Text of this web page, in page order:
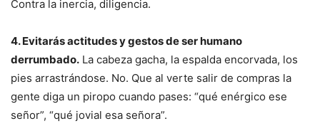
Contra la inercia, diligencia.
4. Evitarás actitudes y gestos de ser humano
derrumbado. La cabeza gacha, la espalda encorvada, los
pies arrastrándose. No. Que al verte salir de compras la
gente diga un piropo cuando pases: “qué enérgico ese
señor”, “qué jovial esa señora”.